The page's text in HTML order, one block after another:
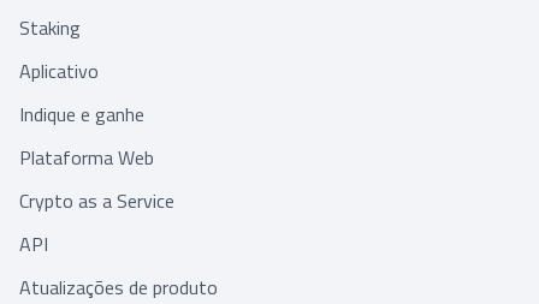
Staking
Aplicativo
Indique e ganhe
Plataforma Web
Crypto as a Service
API
Atualizações de produto